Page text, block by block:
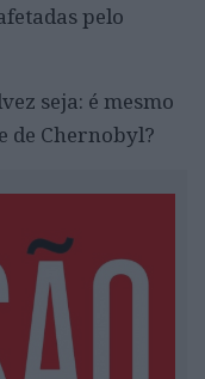
pelo
seja: é mesmo
de Chernobyl?